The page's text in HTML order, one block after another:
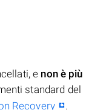
e non è più
standard del
Recovery .